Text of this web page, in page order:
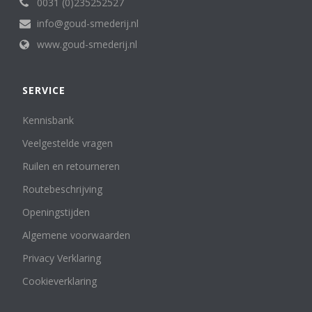
info@goud-smederij.nl
www.goud-smederij.nl
SERVICE
Kennisbank
Veelgestelde vragen
Ruilen en retourneren
Routebeschrijving
Openingstijden
Algemene voorwaarden
Privacy Verklaring
Cookieverklaring